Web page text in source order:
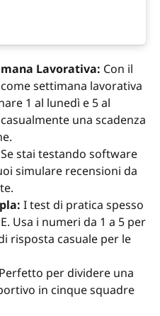
Lavorativa: Con il
settimana lavorativa
1 al lunedì e 5 al
una scadenza
Se stai testando software
simulare recensioni da
I test di pratica spesso
Usa i numeri da 1 a 5 per
risposta casuale per le
Perfetto per dividere una
in cinque squadre